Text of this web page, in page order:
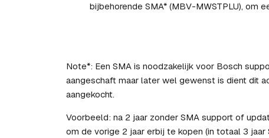
bijbehorende SMA* (MBV-MWSTPLU), om
Note*: Een SMA is noodzakelijk voor Bosch
aangeschaft maar later wel gewenst is dient dit
aangekocht.
Voorbeeld: na 2 jaar zonder SMA support of
om de vorige 2 jaar erbij te kopen (in totaal 3 jaar